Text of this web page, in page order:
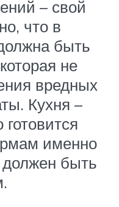
– свой
что в
быть
не
вредных
Кухня –
именно
должен быть